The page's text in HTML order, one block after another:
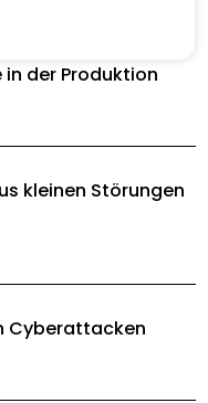
in der Produktion
kleinen Störungen
Cyberattacken